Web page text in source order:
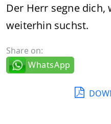
Der Herr segne dich,
weiterhin suchst.
Share on:
WhatsApp